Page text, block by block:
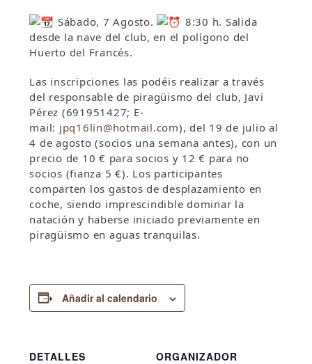
Sábado, 7 Agosto.
8:30 h. Salida
desde la nave del club, en el polígono del
Huerto del Francés.
Las inscripciones las podéis realizar a través
del responsable de piragüismo del club, Javi
Pérez (691951427; E-
mail: jpq16lin@hotmail.com), del 19 de julio al
4 de agosto (socios una semana antes), con un
precio de 10 € para socios y 12 € para no
socios (fianza 5 €). Los participantes
comparten los gastos de desplazamiento en
coche, siendo imprescindible dominar la
natación y haberse iniciado previamente en
piragüismo en aguas tranquilas.
Añadir al calendario
DETALLES
ORGANIZADOR